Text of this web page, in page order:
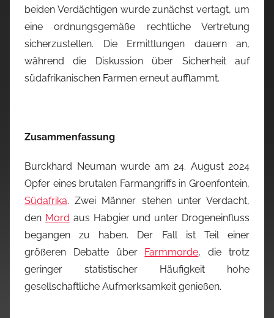
beiden Verdächtigen wurde zunächst vertagt, um
eine ordnungsgemäße rechtliche Vertretung
sicherzustellen. Die Ermittlungen dauern an,
während die Diskussion über Sicherheit auf
südafrikanischen Farmen erneut aufflammt.
Zusammenfassung
Burckhard Neuman wurde am 24. August 2024
Opfer eines brutalen Farmangriffs in Groenfontein,
Südafrika. Zwei Männer stehen unter Verdacht,
den Mord aus Habgier und unter Drogeneinfluss
begangen zu haben. Der Fall ist Teil einer
größeren Debatte über Farmmorde, die trotz
geringer statistischer Häufigkeit hohe
gesellschaftliche Aufmerksamkeit genießen.